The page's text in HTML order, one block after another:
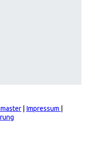
Impressum